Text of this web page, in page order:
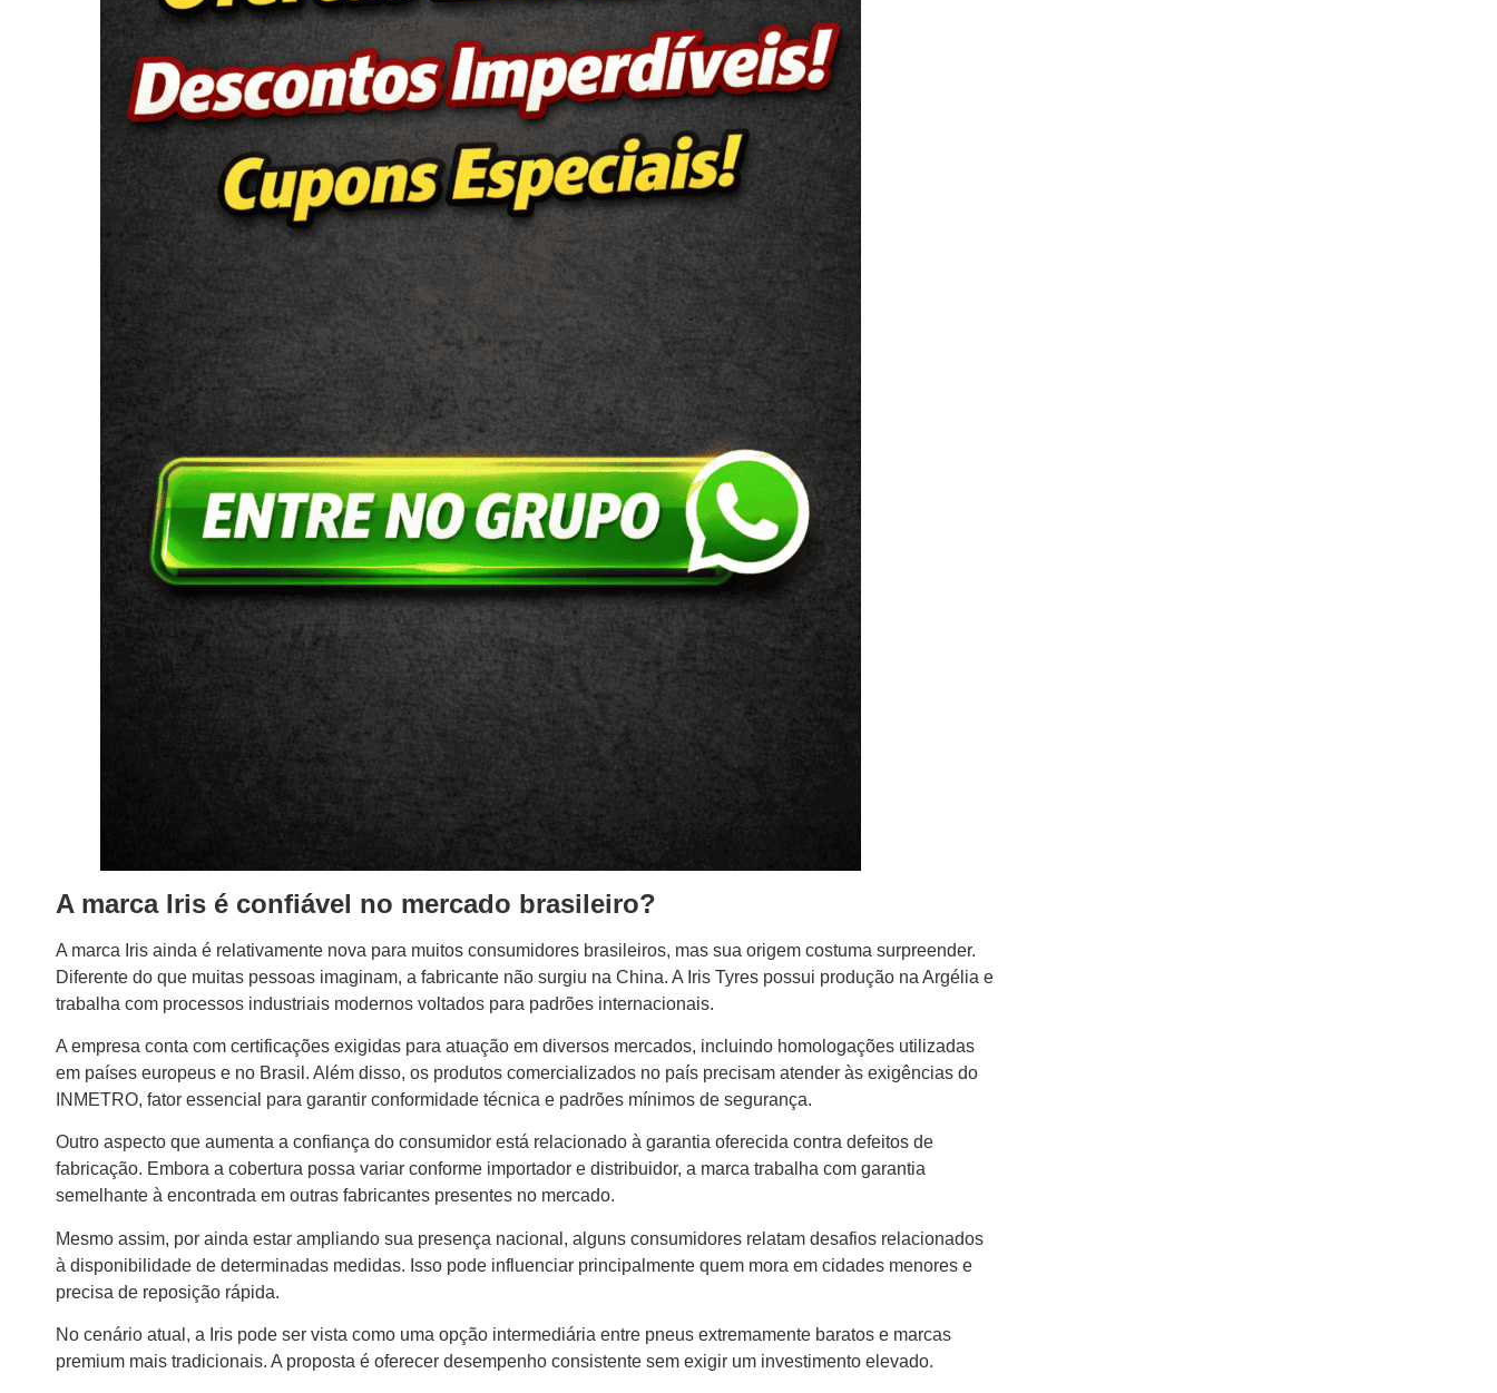
A marca Iris é confiável no mercado brasileiro?
A marca Iris ainda é relativamente nova para muitos consumidores brasileiros, mas sua origem costuma surpreender.
Diferente do que muitas pessoas imaginam, a fabricante não surgiu na China. A Iris Tyres possui produção na Argélia e
trabalha com processos industriais modernos voltados para padrões internacionais.
A empresa conta com certificações exigidas para atuação em diversos mercados, incluindo homologações utilizadas
em países europeus e no Brasil. Além disso, os produtos comercializados no país precisam atender às exigências do
INMETRO, fator essencial para garantir conformidade técnica e padrões mínimos de segurança.
Outro aspecto que aumenta a confiança do consumidor está relacionado à garantia oferecida contra defeitos de
fabricação. Embora a cobertura possa variar conforme importador e distribuidor, a marca trabalha com garantia
semelhante à encontrada em outras fabricantes presentes no mercado.
Mesmo assim, por ainda estar ampliando sua presença nacional, alguns consumidores relatam desafios relacionados
à disponibilidade de determinadas medidas. Isso pode influenciar principalmente quem mora em cidades menores e
precisa de reposição rápida.
No cenário atual, a Iris pode ser vista como uma opção intermediária entre pneus extremamente baratos e marcas
premium mais tradicionais. A proposta é oferecer desempenho consistente sem exigir um investimento elevado.